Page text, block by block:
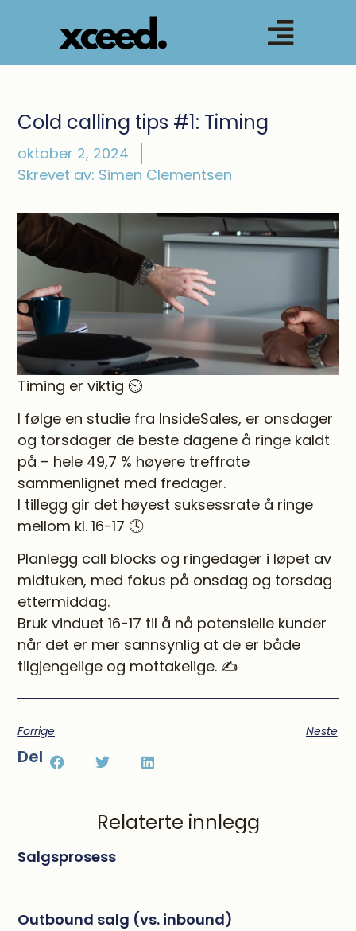
Cold calling tips #1: Timing
oktober 2, 2024
Skrevet av: Simen Clementsen
Timing er viktig ⏲
I følge en studie fra InsideSales, er onsdager
og torsdager de beste dagene å ringe kaldt
på – hele 49,7 % høyere treffrate
sammenlignet med fredager.
I tillegg gir det høyest suksessrate å ringe
mellom kl. 16-17 🕓
Planlegg call blocks og ringedager i løpet av
midtuken, med fokus på onsdag og torsdag
ettermiddag.
Bruk vinduet 16-17 til å nå potensielle kunder
når det er mer sannsynlig at de er både
tilgjengelige og mottakelige. ✍
Forrige Neste
Del
Relaterte innlegg
Salgsprosess
Outbound salg (vs. inbound)